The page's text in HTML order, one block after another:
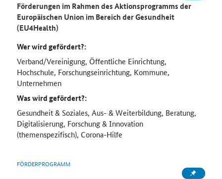
Förderungen im Rahmen des Aktionsprogramms der
Europäischen Union im Bereich der Gesundheit
(EU4Health)
Wer wird gefördert?:
Verband/Vereinigung, Öffentliche Einrichtung,
Hochschule, Forschungseinrichtung, Kommune,
Unternehmen
Was wird gefördert?:
Gesundheit & Soziales, Aus- & Weiterbildung, Beratung,
Digitalisierung, Forschung & Innovation
(themenspezifisch), Corona-Hilfe
FÖRDERPROGRAMM